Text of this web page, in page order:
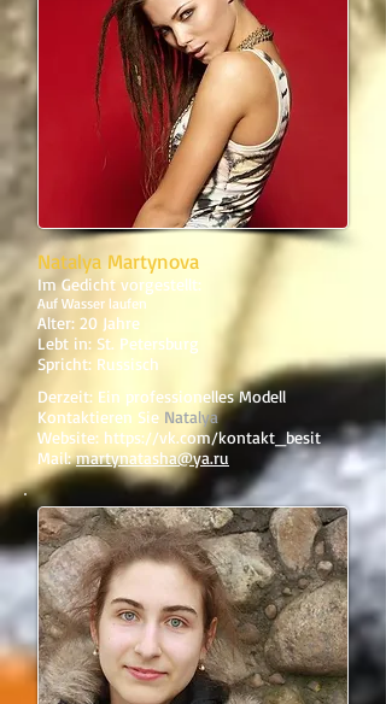
Natalya Martynova
Im Gedicht vorgestellt:
Auf Wasser laufen
Alter: 20 Jahre
Lebt in: St. Petersburg
Spricht: Russisch
Derzeit: Ein professionelles Modell
Kontaktieren Sie Natalya
Website: https://vk.com/kontakt_besit
Mail:martynatasha@ya.ru